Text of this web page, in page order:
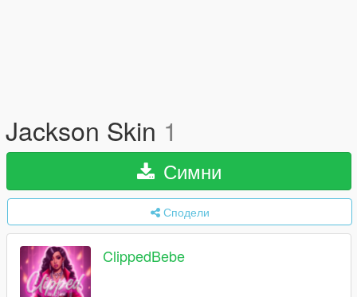
Jackson Skin 1
Симни
Сподели
ClippedBebe